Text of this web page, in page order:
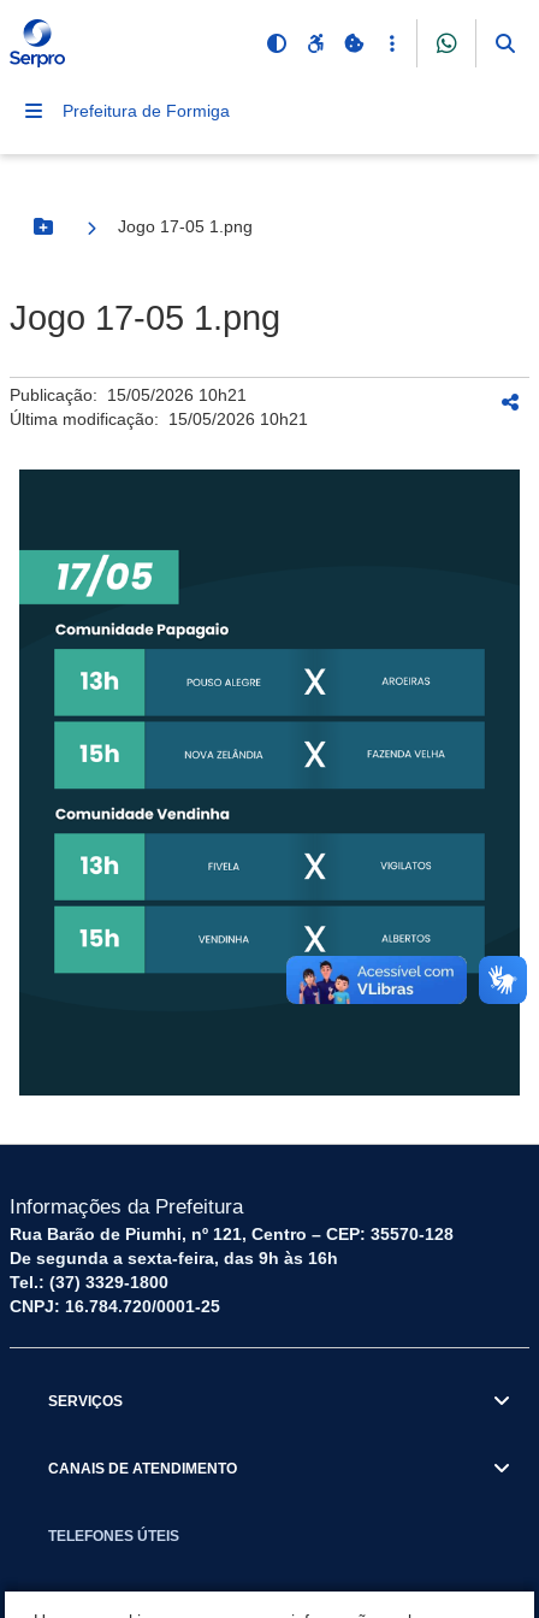
Prefeitura de Formiga
Botão Menu
Jogo 17-05 1.png
Jogo 17-05 1.png
Publicação: 15/05/2026 10h21
Última modificação: 15/05/2026 10h21
Informações da Prefeitura
Rua Barão de Piumhi, nº 121, Centro – CEP: 35570-128
De segunda a sexta-feira, das 9h às 16h
Tel.: (37) 3329-1800
CNPJ: 16.784.720/0001-25
SERVIÇOS
CANAIS DE ATENDIMENTO
TELEFONES ÚTEIS